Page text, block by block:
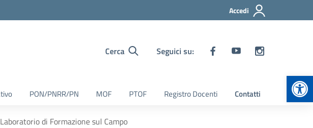
Accedi
Cerca Seguici su:
PON/PNRR/PN MOF PTOF Registro Docenti Contatti
di Formazione sul Campo